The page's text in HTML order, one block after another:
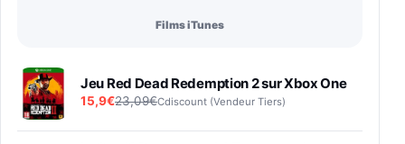
Films iTunes
Jeu Red Dead Redemption 2 sur Xbox One
15,9€23,09€Cdiscount (Vendeur Tiers)